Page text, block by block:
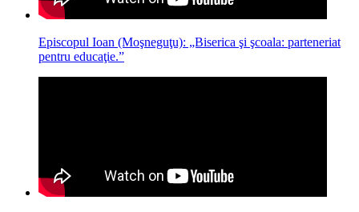
Episcopul Ioan (Moşneguţu): „Biserica şi şcoala: parteneriat
pentru educaţie.”